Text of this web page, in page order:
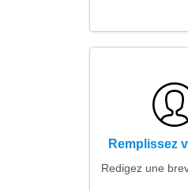
Remplissez
Redigez une